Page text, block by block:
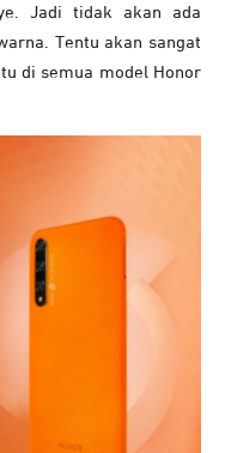
Jadi tidak akan ada
Tentu akan sangat
di semua model Honor